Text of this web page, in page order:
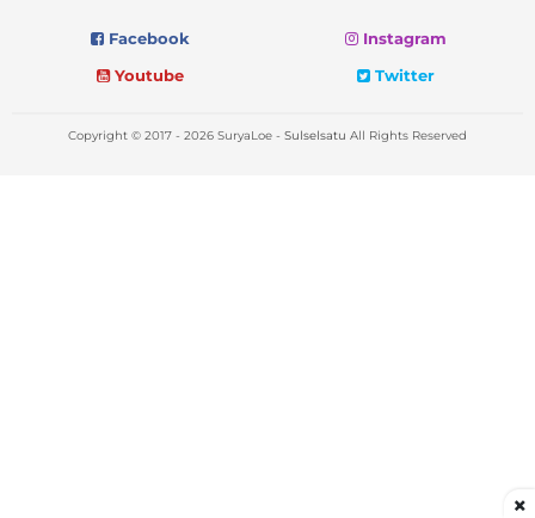
Facebook
Instagram
Youtube
Twitter
Copyright © 2017 - 2026 SuryaLoe - Sulselsatu All Rights Reserved
×